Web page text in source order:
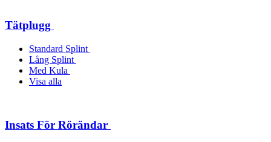
Tätplugg
Standard Splint
Lång Splint
Med Kula
Visa alla
Insats För Rörändar